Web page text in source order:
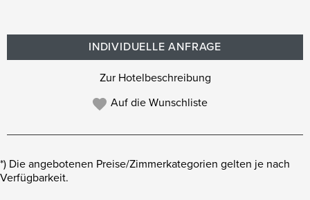
INDIVIDUELLE ANFRAGE
Zur Hotelbeschreibung
Auf die Wunschliste
*) Die angebotenen Preise/Zimmerkategorien gelten je nach
Verfügbarkeit.